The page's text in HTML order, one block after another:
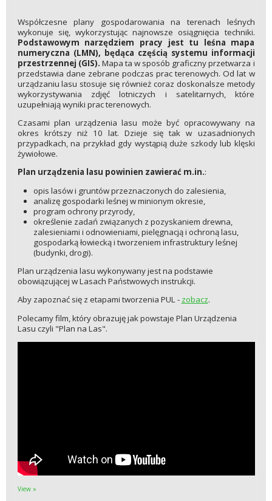
Współczesne plany gospodarowania na terenach leśnych
wykonuje się, wykorzystując najnowsze osiągnięcia techniki.
Podstawowym narzędziem pracy jest tu leśna mapa
numeryczna (LMN), będąca częścią systemu informacji
przestrzennej (GIS). Mapa ta w sposób graficzny przetwarza i
przedstawia dane zebrane podczas prac terenowych. Od lat w
urządzaniu lasu stosuje się również coraz doskonalsze metody
wykorzystywania zdjęć lotniczych i satelitarnych, które
uzupełniają wyniki prac terenowych.
Czasami plan urządzenia lasu może być opracowywany na
okres krótszy niż 10 lat. Dzieje się tak w uzasadnionych
przypadkach, na przykład gdy wystąpią duże szkody lub klęski
żywiołowe.
Plan urządzenia lasu powinien zawierać m.in.:
opis lasów i gruntów przeznaczonych do zalesienia,
analizę gospodarki leśnej w minionym okresie,
program ochrony przyrody,
określenie zadań związanych z pozyskaniem drewna,
zalesieniami i odnowieniami, pielęgnacją i ochroną lasu,
gospodarką łowiecką i tworzeniem infrastruktury leśnej
(budynki, drogi).
Plan urządzenia lasu wykonywany jest na podstawie
obowiązującej w Lasach Państwowych instrukcji.
Aby zapoznać się z etapami tworzenia PUL - zobacz.
Polecamy film, który obrazuję jak powstaje Plan Urządzenia
Lasu czyli "Plan na Las".
View »